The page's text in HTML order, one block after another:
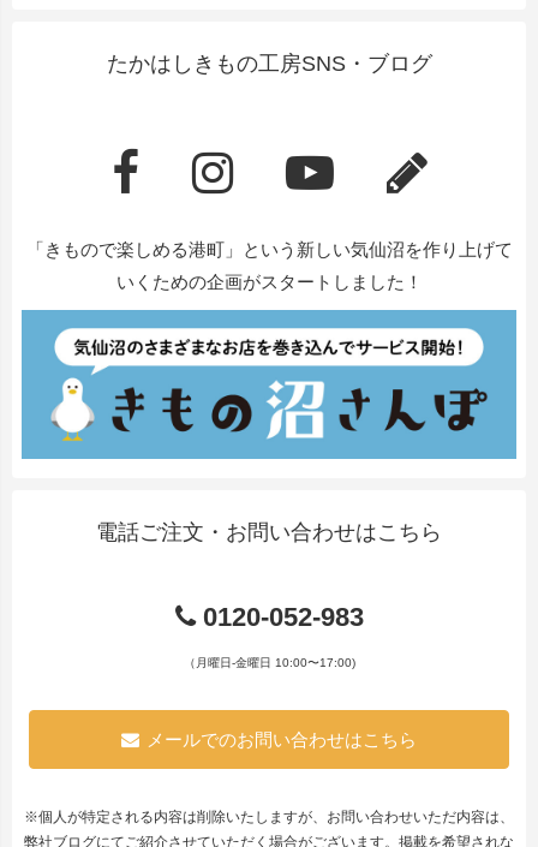
たかはしきもの工房SNS・ブログ
「きもので楽しめる港町」という新しい気仙沼を作り上げて
いくための企画がスタートしました！
電話ご注文・お問い合わせはこちら
0120-052-983
（月曜日-金曜日 10:00〜17:00)
メールでのお問い合わせはこちら
※個人が特定される内容は削除いたしますが、お問い合わせいただ内容は、
弊社ブログにてご紹介させていただく場合がございます。掲載を希望されな